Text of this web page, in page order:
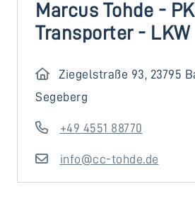
Marcus Tohde -
Transporter - LKW
Ziegelstraße 93, 23795
Segeberg
+49 4551 88770
info@cc-tohde.de